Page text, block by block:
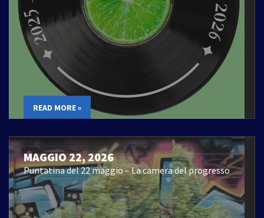
READ MORE »
MAGGIO 22, 2026
Puntatina del 22 maggio – La camera del progresso